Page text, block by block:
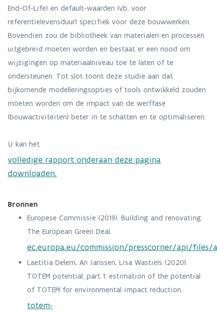
End-Of-Life) en default-waarden (vb. voor
referentielevensduur) specifiek voor deze bouwwerken.
Bovendien zou de bibliotheek van materialen en processen
uitgebreid moeten worden en bestaat er een nood om
wijzigingen op materiaalniveau toe te laten of te
ondersteunen. Tot slot toont deze studie aan dat
bijkomende modelleringsopties of tools ontwikkeld zouden
moeten worden om de impact van de werffase
(bouwactiviteiten) beter in te schatten en te optimaliseren.
U kan het
volledige rapport onderaan deze pagina
downloaden.
Bronnen
Europese Commissie (2019). Building and renovating:
The European Green Deal.
ec.europa.eu/commission/presscorner/api/files/
Laetitia Delem, An Janssen, Lisa Wastiels (2020).
TOTEM potential: part 1: estimation of the potential
of TOTEM for environmental impact reduction.
totem-